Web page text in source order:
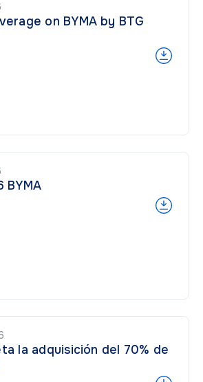
on BYMA by BTG
BYMA
la adquisición del 70% de